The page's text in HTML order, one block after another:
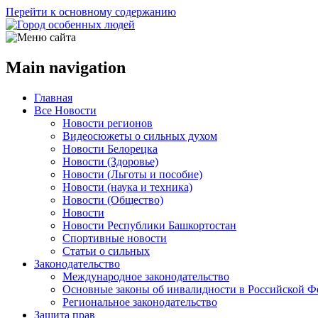
Перейти к основному содержанию
Main navigation
Главная
Все Новости
Новости регионов
Видеосюжеты о сильных духом
Новости Белорецка
Новости (Здоровье)
Новости (Льготы и пособие)
Новости (наука и техника)
Новости (Общество)
Новости
Новости Республики Башкортостан
Спортивные новости
Статьи о сильных
Законодательство
Международное законодательство
Основные законы об инвалидности в Российской
Региональное законодательство
Защита прав